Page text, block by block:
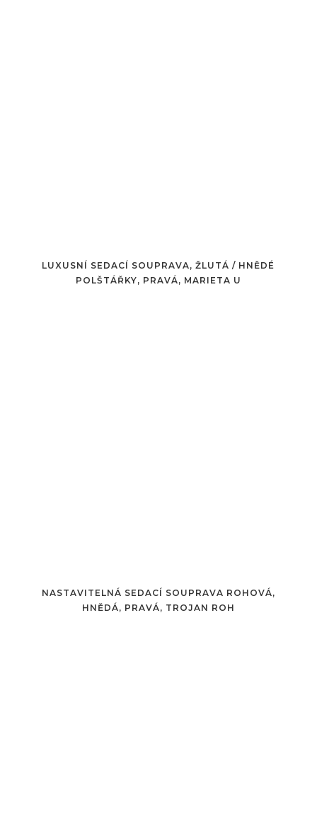
LUXUSNÍ SEDACÍ SOUPRAVA, ŽLUTÁ / HNĚDÉ
POLŠTÁŘKY, PRAVÁ, MARIETA U
NASTAVITELNÁ SEDACÍ SOUPRAVA ROHOVÁ,
HNĚDÁ, PRAVÁ, TROJAN ROH